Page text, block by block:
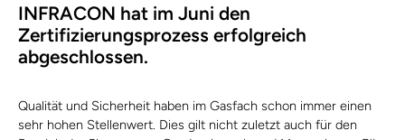
INFRACON hat im Juni den
Zertifizierungsprozess erfolgreich
abgeschlossen.
Qualität und Sicherheit haben im Gasfach schon immer einen
sehr hohen Stellenwert. Dies gilt nicht zuletzt auch für den